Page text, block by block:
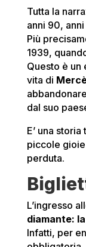
Tutta la
anni 90,
Più
1939,
Questo è un
vita di
abbandonare
dal suo
E’ una
piccole
perduta.
L’ingresso
diamante:
Infatti, per